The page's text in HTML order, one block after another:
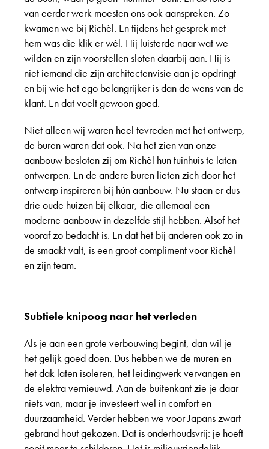
van eerder werk moesten ons ook aanspreken. Zo
kwamen we bij Richèl. En tijdens het gesprek met
hem was die klik er wél. Hij luisterde naar wat we
wilden en zijn voorstellen sloten daarbij aan. Hij is
niet iemand die zijn architectenvisie aan je opdringt
en bij wie het ego belangrijker is dan de wens van de
klant. En dat voelt gewoon goed.
Niet alleen wij waren heel tevreden met het ontwerp,
de buren waren dat ook. Na het zien van onze
aanbouw besloten zij om Richèl hun tuinhuis te laten
ontwerpen. En de andere buren lieten zich door het
ontwerp inspireren bij hún aanbouw. Nu staan er dus
drie oude huizen bij elkaar, die allemaal een
moderne aanbouw in dezelfde stijl hebben. Alsof het
vooraf zo bedacht is. En dat het bij anderen ook zo in
de smaakt valt, is een groot compliment voor Richèl
en zijn team.
Subtiele knipoog naar het verleden
Als je aan een grote verbouwing begint, dan wil je
het gelijk goed doen. Dus hebben we de muren en
het dak laten isoleren, het leidingwerk vervangen en
de elektra vernieuwd. Aan de buitenkant zie je daar
niets van, maar je investeert wel in comfort en
duurzaamheid. Verder hebben we voor Japans zwart
gebrand hout gekozen. Dat is onderhoudsvrij: je hoeft